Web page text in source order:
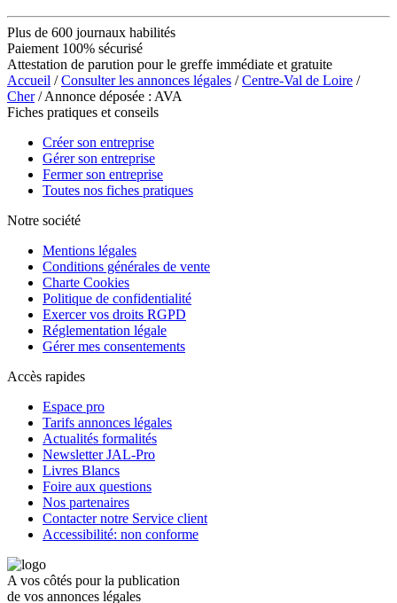
Plus de 600 journaux habilités
Paiement 100% sécurisé
Attestation de parution pour le greffe immédiate et gratuite
Accueil /Consulter les annonces légales /Centre-Val de Loire /
Cher/ Annonce déposée : AVA
Fiches pratiques et conseils
Créer son entreprise
Gérer son entreprise
Fermer son entreprise
Toutes nos fiches pratiques
Notre société
Mentions légales
Conditions générales de vente
Charte Cookies
Politique de confidentialité
Exercer vos droits RGPD
Réglementation légale
Gérer mes consentements
Accès rapides
Espace pro
Tarifs annonces légales
Actualités formalités
Newsletter JAL-Pro
Livres Blancs
Foire aux questions
Nos partenaires
Contacter notre Service client
Accessibilité: non conforme
A vos côtés pour la publication
de vos annonces légales